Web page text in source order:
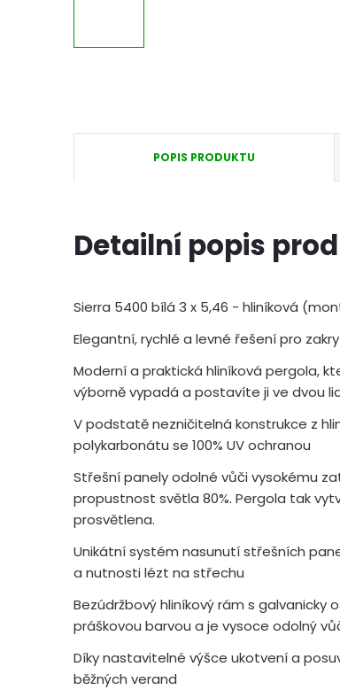
POPIS PRODUKTU
Detailní popis
Sierra 5400 bílá 3 x 5,46 - hliníková
Elegantní, rychlé a levné řešení pro
Moderní a praktická hliníková pergola,
výborně vypadá a postavíte ji ve dvou
V podstatě nezničitelná konstrukce z
polykarbonátu se 100% UV ochranou
Střešní panely odolné vůči vysokému
propustnost světla 80%. Pergola tak
prosvětlena.
Unikátní systém nasunutí střešních
a nutnosti lézt na střechu
Bezúdržbový hliníkový rám s
práškovou barvou a je vysoce odolný
Díky nastavitelné výšce ukotvení a
běžných verand